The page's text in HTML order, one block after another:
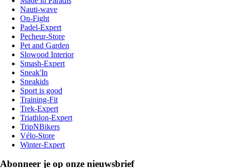
Nauti-wave
On-Fight
Padel-Expert
Pecheur-Store
Pet and Garden
Slowood Interior
Smash-Expert
Sneak'In
Sneakids
Sport is good
Training-Fit
Trek-Expert
Triathlon-Expert
TripNBikers
Vélo-Store
Winter-Expert
Abonneer je op onze nieuwsbrief